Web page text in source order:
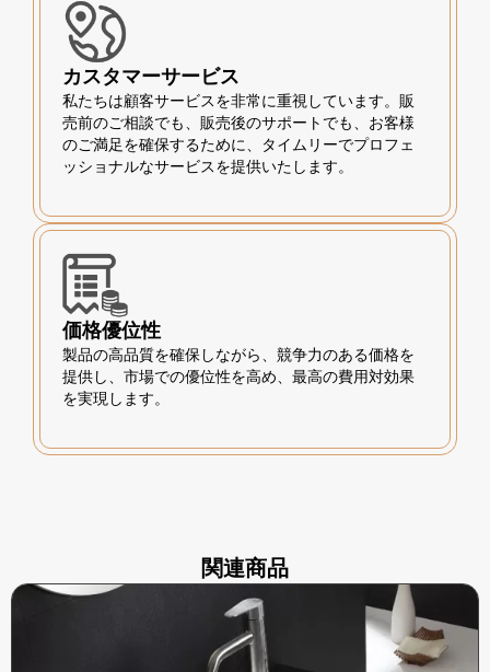
カスタマーサービス
私たちは顧客サービスを非常に重視しています。販
売前のご相談でも、販売後のサポートでも、お客様
のご満足を確保するために、タイムリーでプロフェ
ッショナルなサービスを提供いたします。
価格優位性
製品の高品質を確保しながら、競争力のある価格を
提供し、市場での優位性を高め、最高の費用対効果
を実現します。
関連商品